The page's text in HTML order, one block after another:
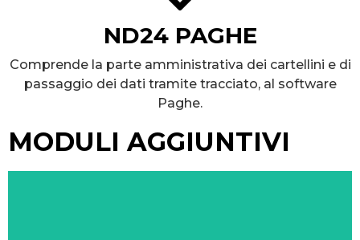
ND24 PAGHE
Comprende la parte amministrativa dei cartellini e di
passaggio dei dati tramite tracciato, al software
Paghe.
MODULI AGGIUNTIVI